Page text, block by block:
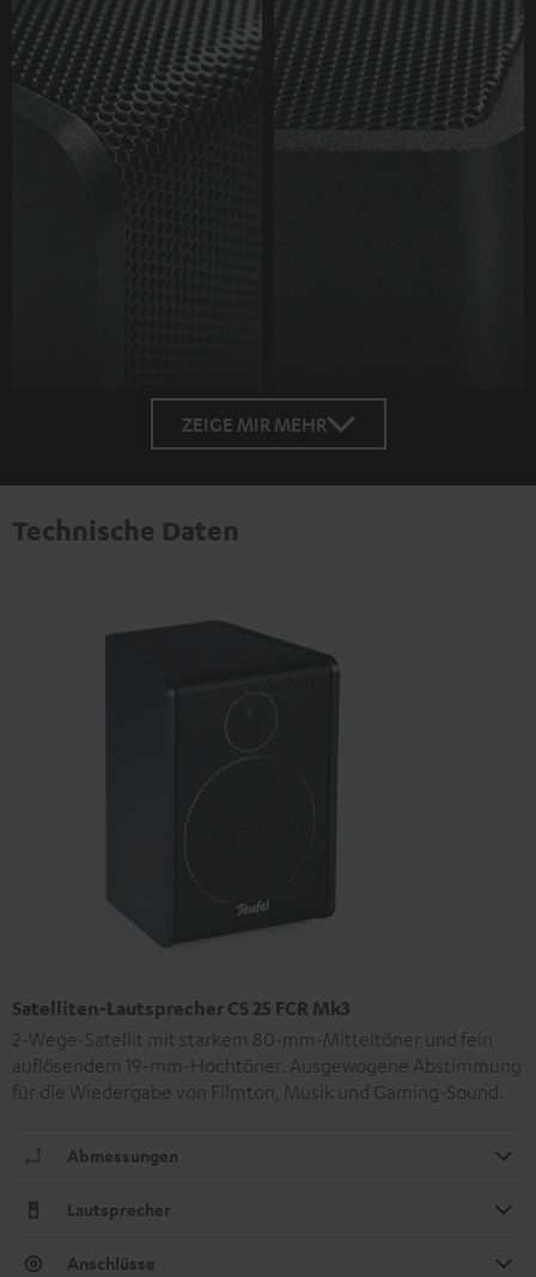
ZEIGE MIR MEHR
Technische Daten
Satelliten-Lautsprecher CS 25 FCR Mk3
2-Wege-Satellit mit starkem 80-mm-Mitteltöner und fein
auflösendem 19-mm-Hochtöner. Ausgewogene Abstimmung
für die Wiedergabe von Filmton, Musik und Gaming-Sound.
Abmessungen
Lautsprecher
Anschlüsse